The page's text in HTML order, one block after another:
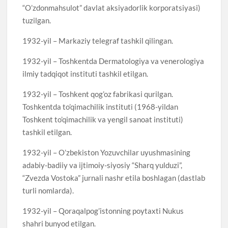
“O’zdonmahsulot” davlat aksiyadorlik korporatsiyasi)
tuzilgan.
1932-yil – Markaziy telegraf tashkil qilingan.
1932-yil – Toshkentda Dermatologiya va venerologiya
ilmiy tadqiqot instituti tashkil etilgan.
1932-yil – Toshkent qog’oz fabrikasi qurilgan.
Toshkentda to’qimachilik instituti (1968-yildan
Toshkent to’qimachilik va yengil sanoat instituti)
tashkil etilgan.
1932-yil – O’zbekiston Yozuvchilar uyushmasining
adabiy-badiiy va ijtimoiy-siyosiy “Sharq yulduzi”,
“Zvezda Vostoka” jurnali nashr etila boshlagan (dastlab
turli nomlarda).
1932-yil – Qoraqalpog’istonning poytaxti Nukus
shahri bunyod etilgan.